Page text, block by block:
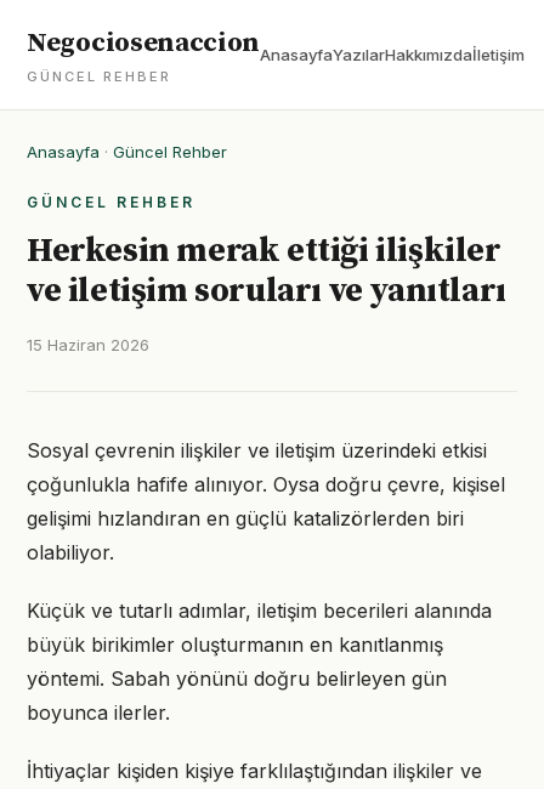
Negociosenaccion
GÜNCEL REHBER
AnasayfaYazılarHakkımızdaİletişim
Anasayfa · Güncel Rehber
GÜNCEL REHBER
Herkesin merak ettiği ilişkiler
ve iletişim soruları ve yanıtları
15 Haziran 2026
Sosyal çevrenin ilişkiler ve iletişim üzerindeki etkisi
çoğunlukla hafife alınıyor. Oysa doğru çevre, kişisel
gelişimi hızlandıran en güçlü katalizörlerden biri
olabiliyor.
Küçük ve tutarlı adımlar, iletişim becerileri alanında
büyük birikimler oluşturmanın en kanıtlanmış
yöntemi. Sabah yönünü doğru belirleyen gün
boyunca ilerler.
İhtiyaçlar kişiden kişiye farklılaştığından ilişkiler ve